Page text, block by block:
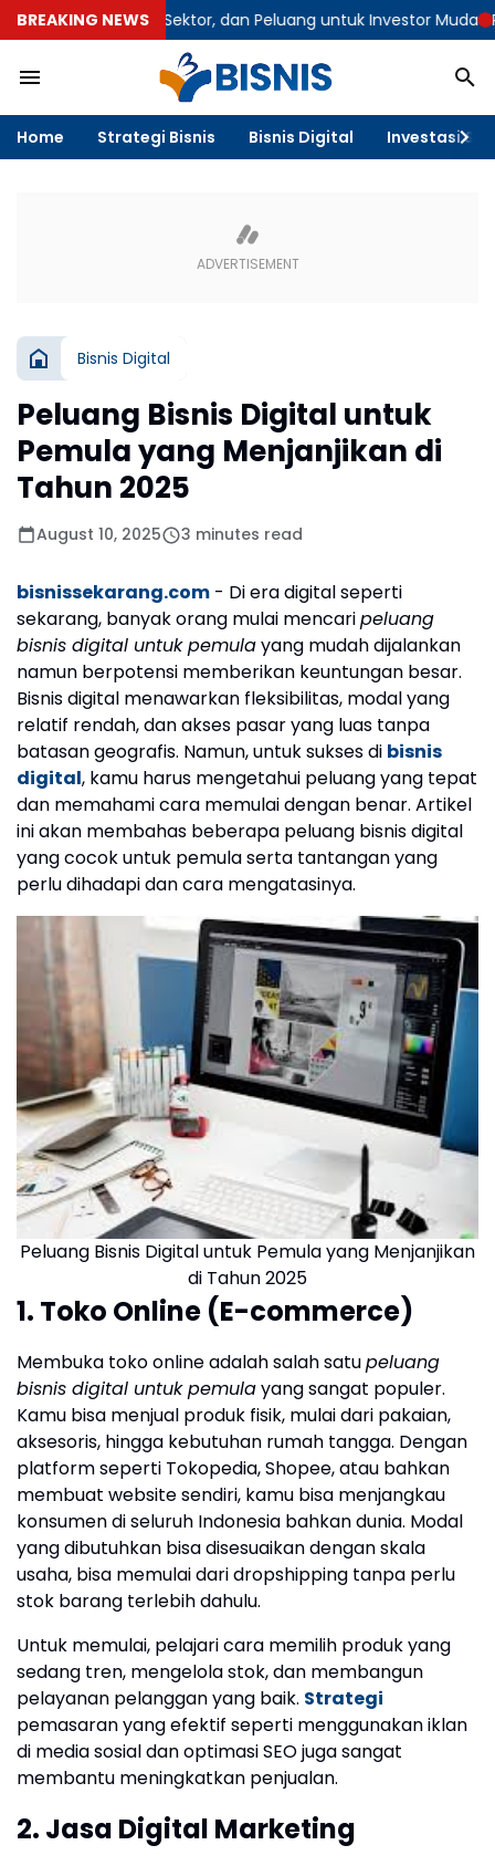
BREAKING NEWS
Negara, Sektor, dan Peluang untuk Investor Muda Panduan
Home Strategi Bisnis Bisnis Digital Investasi &
Bisnis Digital
Peluang Bisnis Digital untuk
Pemula yang Menjanjikan di
Tahun 2025
August 10, 2025 3 minutes read
bisnissekarang.com - Di era digital seperti
sekarang, banyak orang mulai mencaripeluang
bisnis digital untuk pemulayang mudah dijalankan
namun berpotensi memberikan keuntungan besar.
Bisnis digital menawarkan fleksibilitas, modal yang
relatif rendah, dan akses pasar yang luas tanpa
batasan geografis. Namun, untuk sukses di bisnis
digital, kamu harus mengetahui peluang yang tepat
dan memahami cara memulai dengan benar. Artikel
ini akan membahas beberapa peluang bisnis digital
yang cocok untuk pemula serta tantangan yang
perlu dihadapi dan cara mengatasinya.
Peluang Bisnis Digital untuk Pemula yang Menjanjikan
di Tahun 2025
1. Toko Online (E-commerce)
Membuka toko online adalah salah satupeluang
bisnis digital untuk pemulayang sangat populer.
Kamu bisa menjual produk fisik, mulai dari pakaian,
aksesoris, hingga kebutuhan rumah tangga. Dengan
platform seperti Tokopedia, Shopee, atau bahkan
membuat website sendiri, kamu bisa menjangkau
konsumen di seluruh Indonesia bahkan dunia. Modal
yang dibutuhkan bisa disesuaikan dengan skala
usaha, bisa memulai dari dropshipping tanpa perlu
stok barang terlebih dahulu.
Untuk memulai, pelajari cara memilih produk yang
sedang tren, mengelola stok, dan membangun
pelayanan pelanggan yang baik. Strategi
pemasaran yang efektif seperti menggunakan iklan
di media sosial dan optimasi SEO juga sangat
membantu meningkatkan penjualan.
2. Jasa Digital Marketing